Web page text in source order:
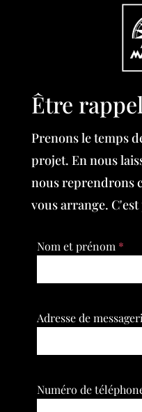
Être
Prenons le temps
projet. En nous
nous reprendrons
vous arrange.
Nom et prénom *
Adresse de
Numéro de